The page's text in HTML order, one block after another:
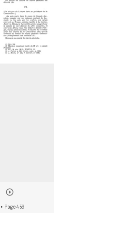
Page 459